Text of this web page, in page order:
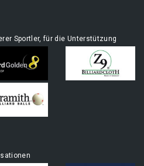
Sportler, für die Unterstützung